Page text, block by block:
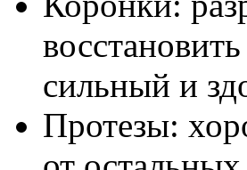
сильный и
Протезы: